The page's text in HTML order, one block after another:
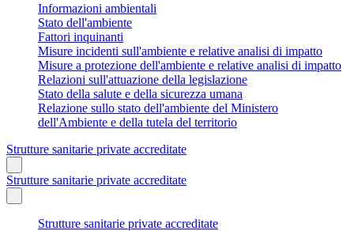
Informazioni ambientali
Stato dell'ambiente
Fattori inquinanti
Misure incidenti sull'ambiente e relative analisi di impatto
Misure a protezione dell'ambiente e relative analisi di impatto
Relazioni sull'attuazione della legislazione
Stato della salute e della sicurezza umana
Relazione sullo stato dell'ambiente del Ministero
dell'Ambiente e della tutela del territorio
Strutture sanitarie private accreditate
Strutture sanitarie private accreditate
Strutture sanitarie private accreditate